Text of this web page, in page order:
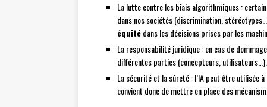
La lutte contre les biais algorithmiques :
dans nos sociétés (discrimination,
équitédans les décisions prises par les
La responsabilité juridique : en cas de
différentes parties (concepteurs, utilisateurs…).
La sécurité et la sûreté : l’IA peut être utilisée
convient donc de mettre en place des